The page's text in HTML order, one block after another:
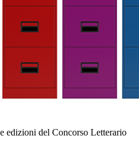
edizioni del Concorso Letterario